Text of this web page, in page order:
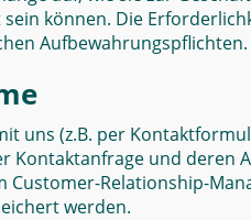
können. Die
Aufbewahrungspflichten.
uns (z.B. per
Kontaktanfrage und deren
Customer-Relationship-
werden.